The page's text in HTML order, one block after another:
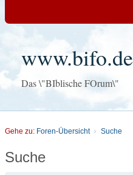
www.bifo.de
Das \"BIblische FOrum\"
Gehe zu: Foren-Übersicht Suche
Suche